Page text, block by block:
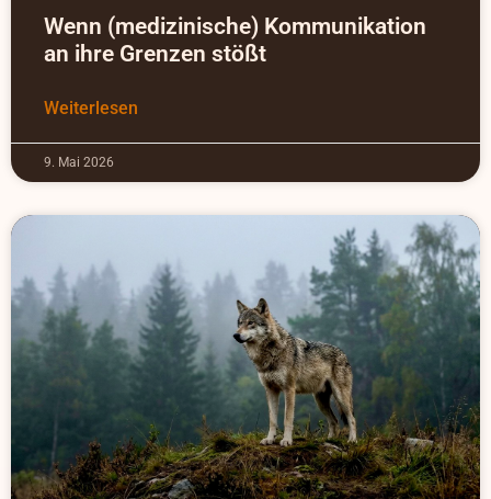
Wenn (medizinische) Kommunikation
an ihre Grenzen stößt
Weiterlesen
9. Mai 2026